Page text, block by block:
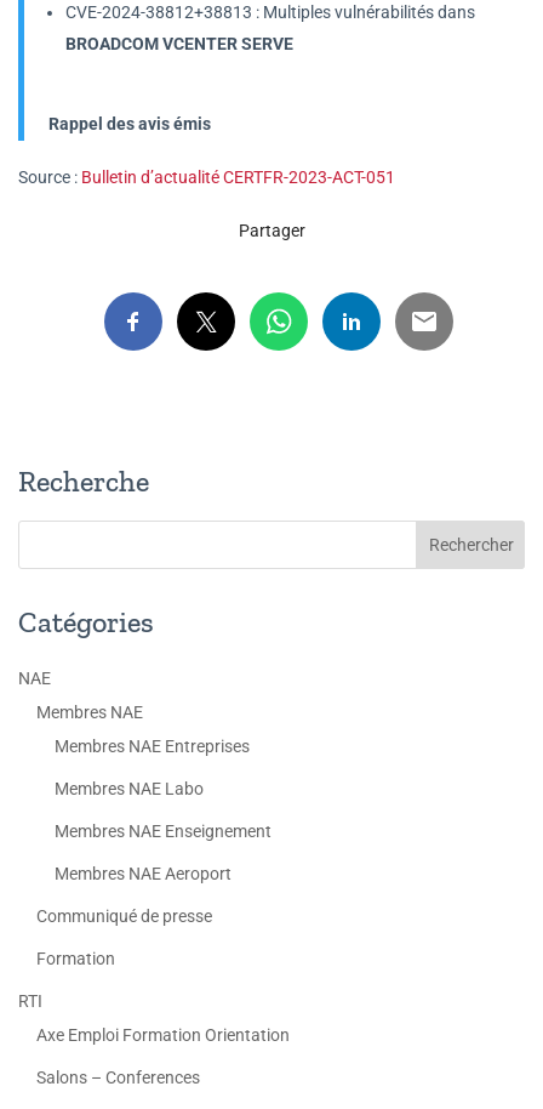
CVE-2024-38812+38813 : Multiples vulnérabilités dans
BROADCOM VCENTER SERVE
Rappel des avis émis
Source : Bulletin d’actualité CERTFR-2023-ACT-051
Partager
Recherche
Catégories
NAE
Membres NAE
Membres NAE Entreprises
Membres NAE Labo
Membres NAE Enseignement
Membres NAE Aeroport
Communiqué de presse
Formation
RTI
Axe Emploi Formation Orientation
Salons – Conferences